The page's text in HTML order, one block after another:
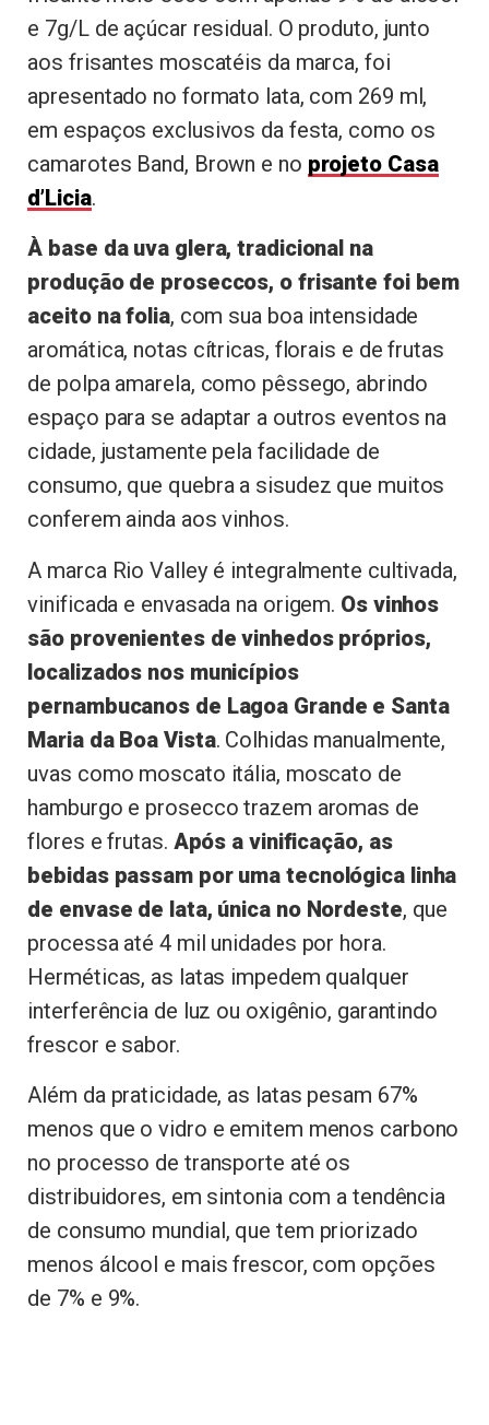
e 7g/L de açúcar residual. O produto, junto
aos frisantes moscatéis da marca, foi
apresentado no formato lata, com 269 ml,
em espaços exclusivos da festa, como os
camarotes Band, Brown e no projeto Casa
d’Licia.
À base da uva glera, tradicional na
produção de proseccos, o frisante foi bem
aceito na folia, com sua boa intensidade
aromática, notas cítricas, florais e de frutas
de polpa amarela, como pêssego, abrindo
espaço para se adaptar a outros eventos na
cidade, justamente pela facilidade de
consumo, que quebra a sisudez que muitos
conferem ainda aos vinhos.
A marca Rio Valley é integralmente cultivada,
vinificada e envasada na origem. Os vinhos
são provenientes de vinhedos próprios,
localizados nos municípios
pernambucanos de Lagoa Grande e Santa
Maria da Boa Vista. Colhidas manualmente,
uvas como moscato itália, moscato de
hamburgo e prosecco trazem aromas de
flores e frutas. Após a vinificação, as
bebidas passam por uma tecnológica linha
de envase de lata, única no Nordeste, que
processa até 4 mil unidades por hora.
Herméticas, as latas impedem qualquer
interferência de luz ou oxigênio, garantindo
frescor e sabor.
Além da praticidade, as latas pesam 67%
menos que o vidro e emitem menos carbono
no processo de transporte até os
distribuidores, em sintonia com a tendência
de consumo mundial, que tem priorizado
menos álcool e mais frescor, com opções
de 7% e 9%.